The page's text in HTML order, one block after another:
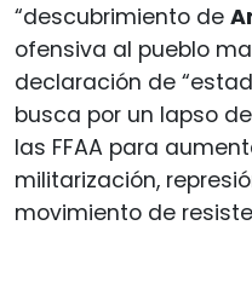
“descubrimiento de
ofensiva al pueblo
declaración de
busca por un lapso
las FFAA para
militarización,
movimiento de